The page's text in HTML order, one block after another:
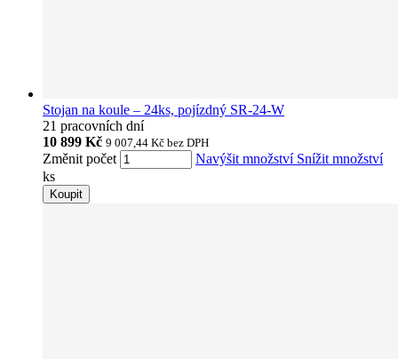
Stojan na koule – 24ks, pojízdný SR-24-W
21 pracovních dní
10 899 Kč 9 007,44 Kč bez DPH
Změnit počet Navýšit množství Snížit množství
ks
Koupit